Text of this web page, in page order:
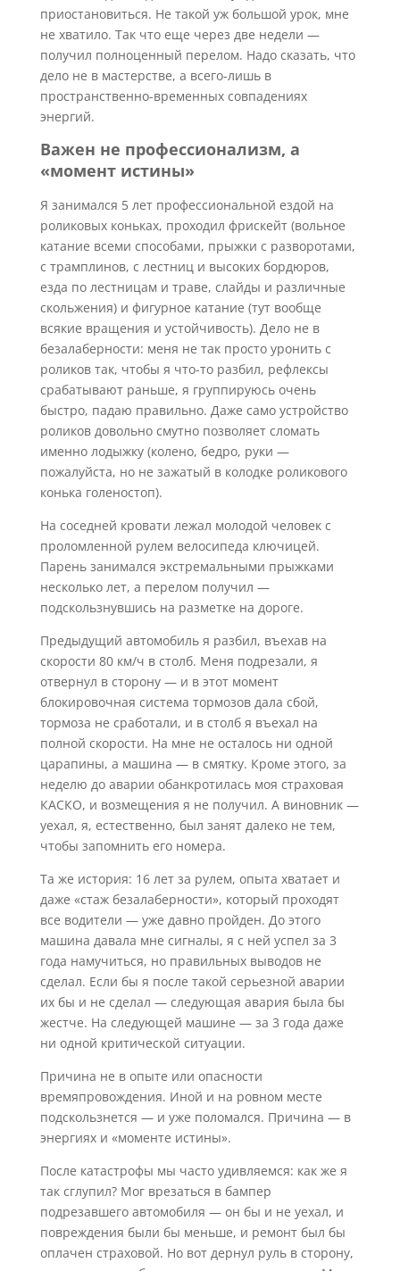
приостановиться. Не такой уж большой урок, мне
не хватило. Так что еще через две недели —
получил полноценный перелом. Надо сказать, что
дело не в мастерстве, а всего-лишь в
пространственно-временных совпадениях
энергий.
Важен не профессионализм, а
«момент истины»
Я занимался 5 лет профессиональной ездой на
роликовых коньках, проходил фрискейт (вольное
катание всеми способами, прыжки с разворотами,
с трамплинов, с лестниц и высоких бордюров,
езда по лестницам и траве, слайды и различные
скольжения) и фигурное катание (тут вообще
всякие вращения и устойчивость). Дело не в
безалаберности: меня не так просто уронить с
роликов так, чтобы я что-то разбил, рефлексы
срабатывают раньше, я группируюсь очень
быстро, падаю правильно. Даже само устройство
роликов довольно смутно позволяет сломать
именно лодыжку (колено, бедро, руки —
пожалуйста, но не зажатый в колодке роликового
конька голеностоп).
На соседней кровати лежал молодой человек с
проломленной рулем велосипеда ключицей.
Парень занимался экстремальными прыжками
несколько лет, а перелом получил —
подскользнувшись на разметке на дороге.
Предыдущий автомобиль я разбил, въехав на
скорости 80 км/ч в столб. Меня подрезали, я
отвернул в сторону — и в этот момент
блокировочная система тормозов дала сбой,
тормоза не сработали, и в столб я въехал на
полной скорости. На мне не осталось ни одной
царапины, а машина — в смятку. Кроме этого, за
неделю до аварии обанкротилась моя страховая
КАСКО, и возмещения я не получил. А виновник —
уехал, я, естественно, был занят далеко не тем,
чтобы запомнить его номера.
Та же история: 16 лет за рулем, опыта хватает и
даже «стаж безалаберности», который проходят
все водители — уже давно пройден. До этого
машина давала мне сигналы, я с ней успел за 3
года намучиться, но правильных выводов не
сделал. Если бы я после такой серьезной аварии
их бы и не сделал — следующая авария была бы
жестче. На следующей машине — за 3 года даже
ни одной критической ситуации.
Причина не в опыте или опасности
времяпровождения. Иной и на ровном месте
подскользнется — и уже поломался. Причина — в
энергиях и «моменте истины».
После катастрофы мы часто удивляемся: как же я
так сглупил? Мог врезаться в бампер
подрезавшего автомобиля — он бы и не уехал, и
повреждения были бы меньше, и ремонт был бы
оплачен страховой. Но вот дернул руль в сторону,